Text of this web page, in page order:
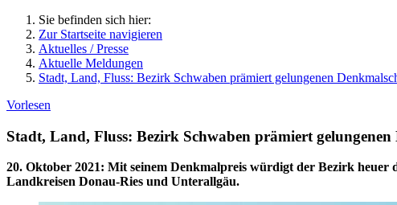
Sie befinden sich hier:
Zur Startseite navigieren
Aktuelles / Presse
Aktuelle Meldungen
Stadt, Land, Fluss: Bezirk Schwaben prämiert gelungenen
Vorlesen
Stadt, Land, Fluss: Bezirk Schwaben prämiert gelungenen
20. Oktober 2021: Mit seinem Denkmalpreis würdigt der Bezirk heuer
Landkreisen Donau-Ries und Unterallgäu.